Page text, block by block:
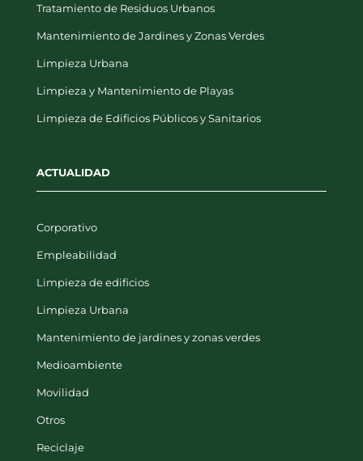
Tratamiento de Residuos Urbanos
Mantenimiento de Jardines y Zonas Verdes
Limpieza Urbana
Limpieza y Mantenimiento de Playas
Limpieza de Edificios Públicos y Sanitarios
ACTUALIDAD
Corporativo
Empleabilidad
Limpieza de edificios
Limpieza Urbana
Mantenimiento de jardines y zonas verdes
Medioambiente
Movilidad
Otros
Reciclaje